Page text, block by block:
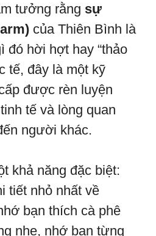
tưởng rằng sự
của Thiên Bình là
đó hời hợt hay “thảo
tế, đây là một kỹ
được rèn luyện
tế và lòng quan
người khác.
khả năng đặc biệt:
tiết nhỏ nhất về
bạn thích cà phê
nhẹ, nhớ bạn từng